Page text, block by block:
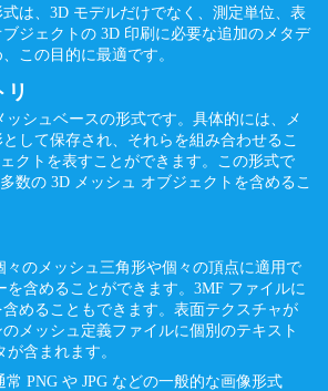
は、3D モデルだけでなく、測定単位、表
ジェクトの 3D 印刷に必要な追加のメタデ
この目的に最適です。
リ
ッシュベースの形式です。具体的には、メ
して保存され、それらを組み合わせるこ
クトを表すことができます。この形式で
数の 3D メッシュ オブジェクトを含めるこ
々のメッシュ三角形や個々の頂点に適用で
を含めることができます。3MF ファイルに
めることもできます。表面テクスチャが
メッシュ定義ファイルに個別のテキスト
含まれます。
PNG や JPG などの一般的な画像形式